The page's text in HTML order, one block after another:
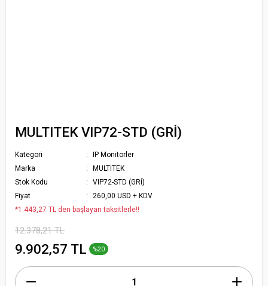
MULTITEK VIP72-STD (GRİ)
Kategori
IP Monitorler
Marka
MULTITEK
Stok Kodu
VIP72-STD (GRİ)
Fiyat
260,00 USD + KDV
*1.443,27 TL den başlayan taksitlerle!!
12.378,21 TL
9.902,57 TL %20